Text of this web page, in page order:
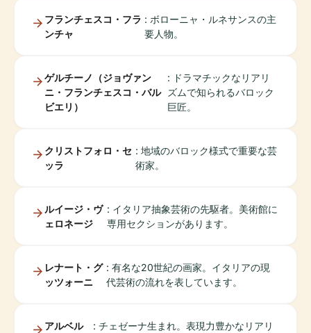
フランチェスコ・フラ
ンチャ
: ボローニャ・ルネサンスの主
要人物。
ゲルチーノ（ジョヴァン
ニ・フランチェスコ・バル
ビエリ）
: ドラマチックなリアリ
ズムで知られるバロック
巨匠。
クリストフォロ・セ
ッラ
: 地域のバロック様式で重要な芸
術家。
ルイージ・ヴ
ェロネージ
: イタリア抽象芸術の先駆者。美術館に
専用セクションがあります。
レナート・グ
ッツォーニ
: 有名な20世紀の画家。イタリアの現
代芸術の流れを表しています。
アルベル
: チェゼーナ生まれ。表現力豊かなリアリ